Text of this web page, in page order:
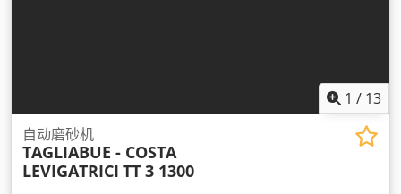
1 / 13
自动磨砂机
TAGLIABUE - COSTA
LEVIGATRICI TT 3 1300